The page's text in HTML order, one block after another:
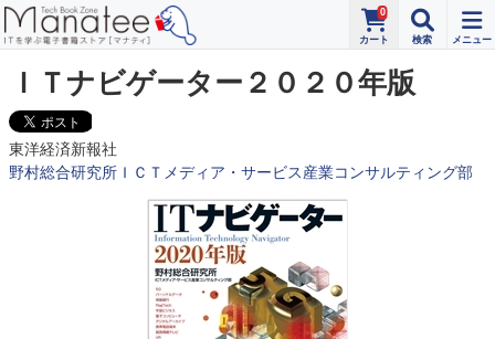
0
ＩＴナビゲーター２０２０年版
東洋経済新報社
野村総合研究所ＩＣＴメディア・サービス産業コンサルティング部